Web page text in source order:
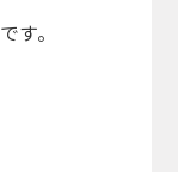
。